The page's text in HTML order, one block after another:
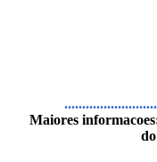
Maiores